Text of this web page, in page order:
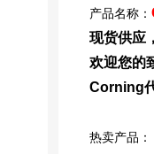
产品名称：
现货供应
欢迎您
Corning
热卖产品：